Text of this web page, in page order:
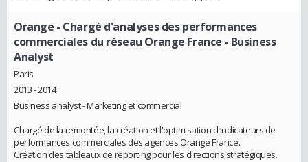
Orange - Chargé d'analyses des performances
commerciales du réseau Orange France - Business
Analyst
Paris
2013 - 2014
Business analyst - Marketing et commercial
Chargé de la remontée, la création et l'optimisation d'indicateurs de
performances commerciales des agences Orange France.
Création des tableaux de reporting pour les directions stratégiques.